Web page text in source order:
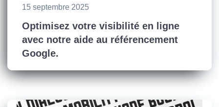
15 septembre 2025
Optimisez votre visibilité en ligne
avec notre aide au référencement
Google.